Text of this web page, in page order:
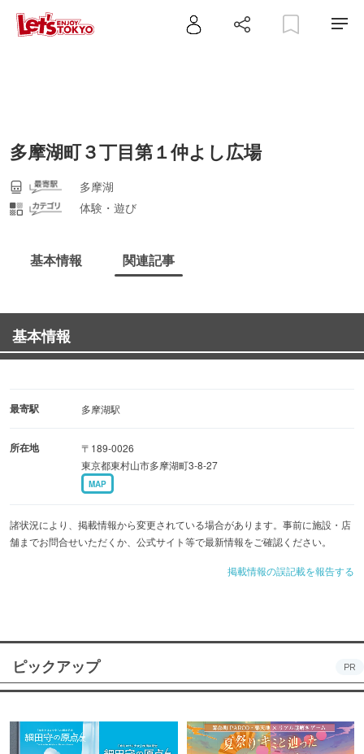
多摩湖町３丁目第１仲よし広場
多摩湖
体験・遊び
基本情報 関連記事
基本情報
最寄駅 多摩湖駅
所在地
〒189-0026
東京都東村山市多摩湖町3-8-27
MAP
諸状況により、掲載情報から変更されている場合があります。事前に施設・店
舗までお問合せいただくか、公式サイト等で最新情報をご確認ください。
掲載情報の誤記載を報告する
ピックアップ PR